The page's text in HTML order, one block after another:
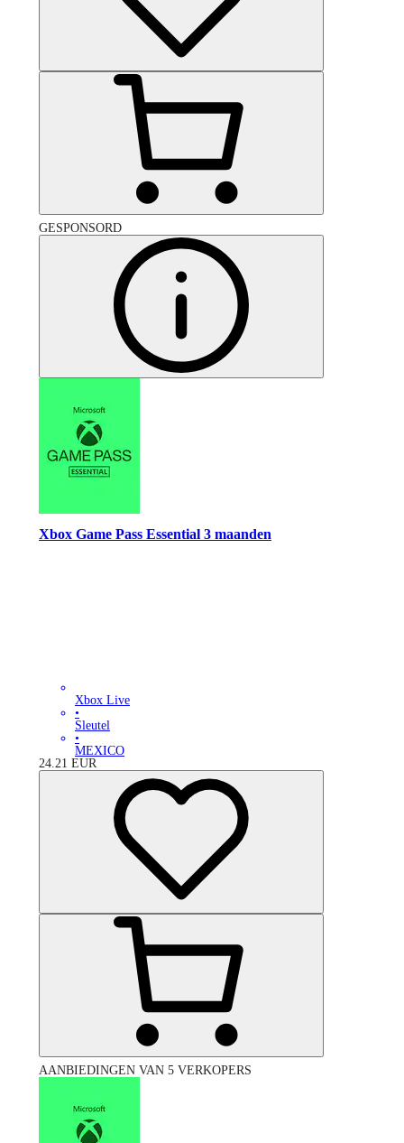
GESPONSORD
Xbox Game Pass Essential 3 maanden
Xbox Live
•
Sleutel
•
MEXICO
24.21 EUR
AANBIEDINGEN VAN 5 VERKOPERS